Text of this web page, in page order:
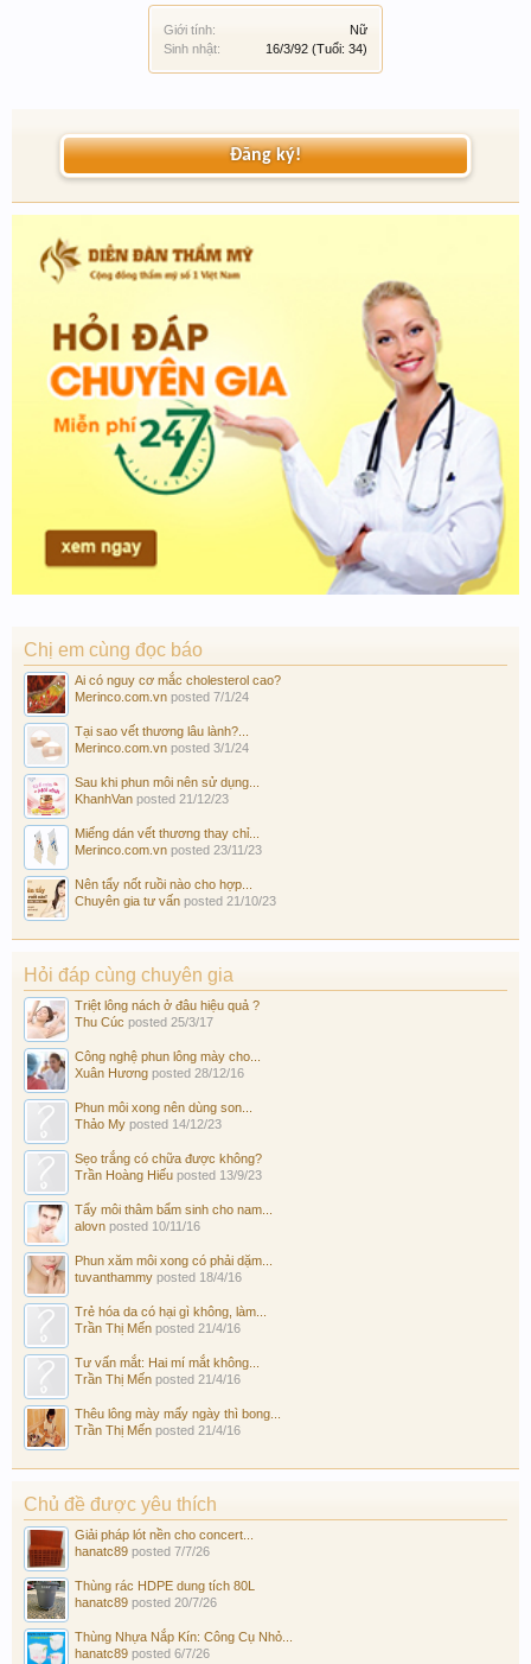
Giới tính:
Nữ
Sinh nhật:
16/3/92 (Tuổi: 34)
Đăng ký!
Chị em cùng đọc báo
Ai có nguy cơ mắc cholesterol cao?
Merinco.com.vn posted 7/1/24
Tại sao vết thương lâu lành?...
Merinco.com.vn posted 3/1/24
Sau khi phun môi nên sử dụng...
KhanhVan posted 21/12/23
Miếng dán vết thương thay chỉ...
Merinco.com.vn posted 23/11/23
Nên tẩy nốt ruồi nào cho hợp...
Chuyên gia tư vấn posted 21/10/23
Hỏi đáp cùng chuyên gia
Triệt lông nách ở đâu hiệu quả ?
Thu Cúc posted 25/3/17
Công nghệ phun lông mày cho...
Xuân Hương posted 28/12/16
Phun môi xong nên dùng son...
Thảo My posted 14/12/23
Sẹo trắng có chữa được không?
Trần Hoàng Hiếu posted 13/9/23
Tẩy môi thâm bẩm sinh cho nam...
alovn posted 10/11/16
Phun xăm môi xong có phải dặm...
tuvanthammy posted 18/4/16
Trẻ hóa da có hại gì không, làm...
Trần Thị Mến posted 21/4/16
Tư vấn mắt: Hai mí mắt không...
Trần Thị Mến posted 21/4/16
Thêu lông mày mấy ngày thì bong...
Trần Thị Mến posted 21/4/16
Chủ đề được yêu thích
Giải pháp lót nền cho concert...
hanatc89 posted 7/7/26
Thùng rác HDPE dung tích 80L
hanatc89 posted 20/7/26
Thùng Nhựa Nắp Kín: Công Cụ Nhỏ...
hanatc89 posted 6/7/26